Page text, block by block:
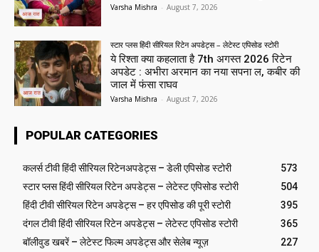
Varsha Mishra - August 7, 2026
स्टार प्लस हिंदी सीरियल रिटेन अपडेट्स – लेटेस्ट एपिसोड स्टोरी
ये रिश्ता क्या कहलाता है 7th अगस्त 2026 रिटेन
अपडेट : अभीरा अरमान का नया सपना ल, कबीर की
जाल में फंसा राघव
Varsha Mishra - August 7, 2026
POPULAR CATEGORIES
कलर्स टीवी हिंदी सीरियल रिटेनअपडेट्स – डेली एपिसोड स्टोरी
573
स्टार प्लस हिंदी सीरियल रिटेन अपडेट्स – लेटेस्ट एपिसोड स्टोरी
504
हिंदी टीवी सीरियल रिटेन अपडेट्स – हर एपिसोड की पूरी स्टोरी
395
दंगल टीवी हिंदी सीरियल रिटेन अपडेट्स – लेटेस्ट एपिसोड स्टोरी
365
बॉलीवुड खबरें – लेटेस्ट फिल्म अपडेट्स और सेलेब न्यूज़
227